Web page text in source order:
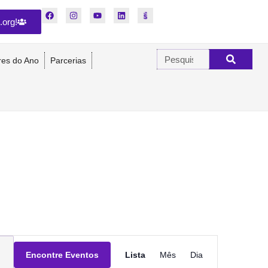
do Ano Parcerias
Encontre Eventos
do
Lista Mês Dia